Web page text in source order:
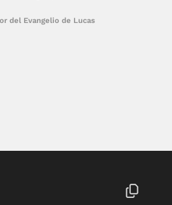
del Evangelio de Lucas